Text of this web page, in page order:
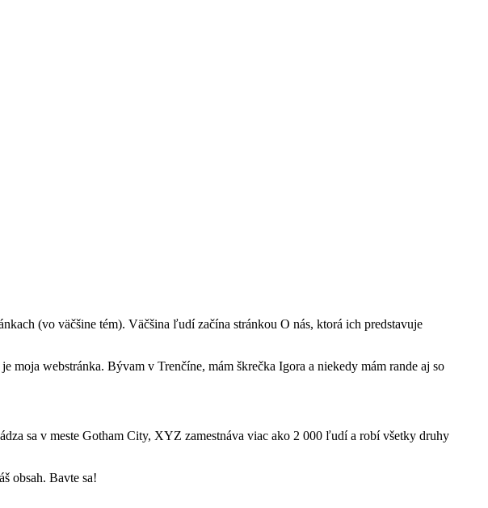
(vo väčšine tém). Väčšina ľudí začína stránkou O nás, ktorá ich predstavuje
webstránka. Bývam v Trenčíne, mám škrečka Igora a niekedy mám rande aj so
sa v meste Gotham City, XYZ zamestnáva viac ako 2 000 ľudí a robí všetky druhy
obsah. Bavte sa!